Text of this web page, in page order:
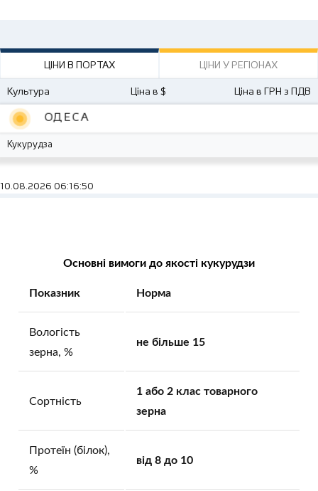
ЦІНИ В ПОРТАХ ЦІНИ У РЕГІОНАХ
Культура Ціна в $ Ціна в ГРН з ПДВ
ОДЕСА
Кукурудза
10.08.2026 06:16:50
Основні вимоги до якості кукурудзи
Показник Норма
Вологість
зерна, %
не більше 15
Сортність
1 або 2 клас товарного
зерна
Протеїн (білок),
%
від 8 до 10